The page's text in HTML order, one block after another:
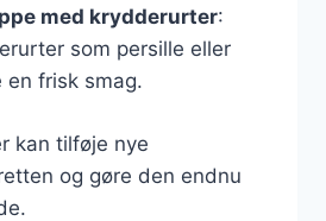
med krydderurter:
som persille eller
en frisk smag.
kan tilføje nye
og gøre den endnu